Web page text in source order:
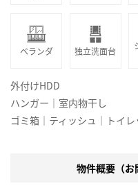
ベランダ 独立洗面台
外付けHDD
ハンガー｜室内物干し
ゴミ箱｜ティッシュ｜トイ
物件概要（お